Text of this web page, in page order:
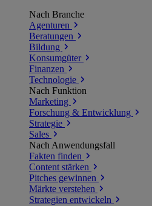
Nach Branche
Agenturen
Beratungen
Bildung
Konsumgüter
Finanzen
Technologie
Nach Funktion
Marketing
Forschung & Entwicklung
Strategie
Sales
Nach Anwendungsfall
Fakten finden
Content stärken
Pitches gewinnen
Märkte verstehen
Strategien entwickeln